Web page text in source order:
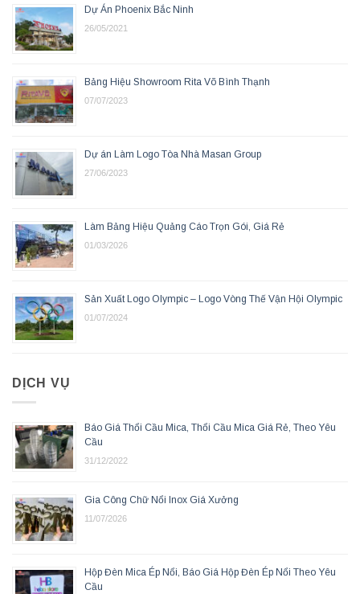
Dự Án Phoenix Bắc Ninh
26/05/2021
Bảng Hiệu Showroom Rita Võ Bình Thạnh
07/07/2023
Dự án Làm Logo Tòa Nhà Masan Group
27/06/2023
Làm Bảng Hiệu Quảng Cáo Trọn Gói, Giá Rẻ
01/03/2026
Sản Xuất Logo Olympic – Logo Vòng Thế Vận Hội Olympic
01/07/2024
DỊCH VỤ
Báo Giá Thổi Cầu Mica, Thổi Cầu Mica Giá Rẻ, Theo Yêu
Cầu
31/12/2022
Gia Công Chữ Nổi Inox Giá Xưởng
11/07/2026
Hộp Đèn Mica Ép Nổi, Báo Giá Hộp Đèn Ép Nổi Theo Yêu
Cầu